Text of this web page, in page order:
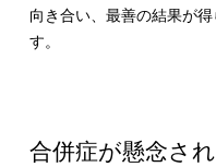
向き合い、最善の結果が
す。
合併症が懸念さ